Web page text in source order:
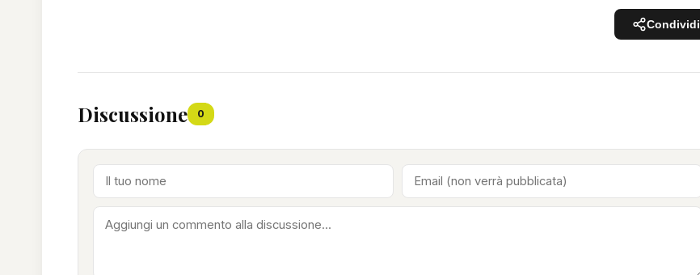
Condividi
Discussione 0